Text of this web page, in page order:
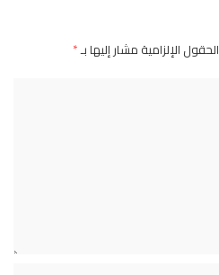
الحقول الإلزامية مشار إليها بـ*